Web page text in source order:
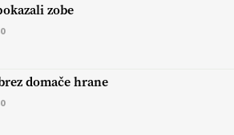
zobe
0
domače hrane
0